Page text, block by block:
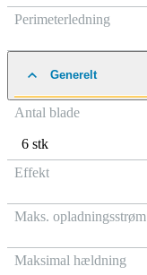
Perimeterledning
Generelt
Antal blade
6 stk
Effekt
Maks. opladningsstrøm
Maksimal hældning